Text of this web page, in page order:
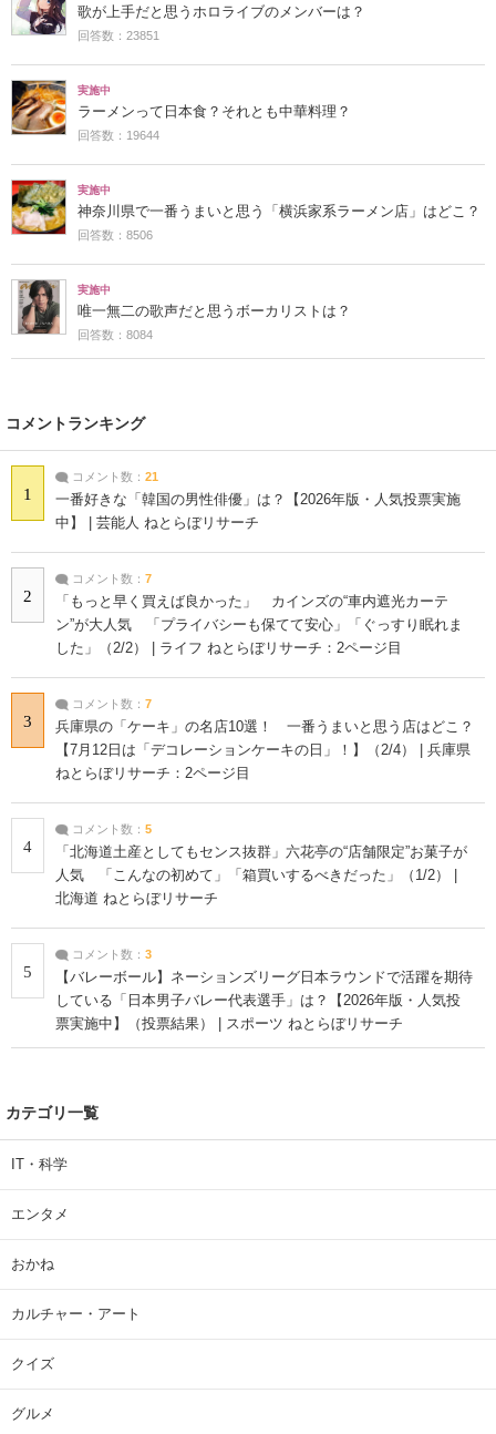
歌が上手だと思うホロライブのメンバーは？
回答数：23851
実施中
ラーメンって日本食？それとも中華料理？
回答数：19644
実施中
神奈川県で一番うまいと思う「横浜家系ラーメン店」はどこ？
回答数：8506
実施中
唯一無二の歌声だと思うボーカリストは？
回答数：8084
コメントランキング
1
コメント数： 21
一番好きな「韓国の男性俳優」は？【2026年版・人気投票実施
中】 | 芸能人 ねとらぼリサーチ
2
コメント数： 7
「もっと早く買えば良かった」 カインズの“車内遮光カーテ
ン”が大人気 「プライバシーも保てて安心」「ぐっすり眠れま
した」（2/2） | ライフ ねとらぼリサーチ：2ページ目
3
コメント数： 7
兵庫県の「ケーキ」の名店10選！ 一番うまいと思う店はどこ？
【7月12日は「デコレーションケーキの日」！】（2/4） | 兵庫県
ねとらぼリサーチ：2ページ目
4
コメント数： 5
「北海道土産としてもセンス抜群」六花亭の“店舗限定”お菓子が
人気 「こんなの初めて」「箱買いするべきだった」（1/2） |
北海道 ねとらぼリサーチ
5
コメント数： 3
【バレーボール】ネーションズリーグ日本ラウンドで活躍を期待
している「日本男子バレー代表選手」は？【2026年版・人気投
票実施中】（投票結果） | スポーツ ねとらぼリサーチ
カテゴリ一覧
IT・科学
エンタメ
おかね
カルチャー・アート
クイズ
グルメ